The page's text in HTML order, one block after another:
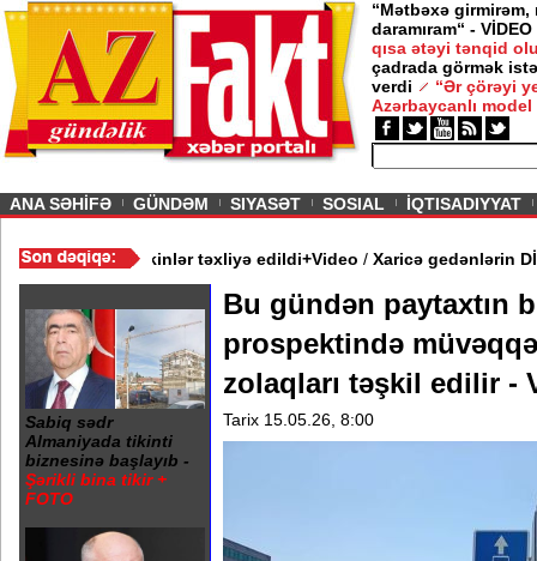
“Mətbəxə girmirəm,
daramıram“ - VİDEO
qısa ətəyi tənqid
çadrada görmək
verdi
“Ər çörəyi
Azərbaycanlı model
/
— 12 İyun 2026
bir şərtlə gedirəm” -
Nigar
ANA SƏHİFƏ GÜNDƏM SIYASƏT SOSIAL İQTISADIYYAT
binasında yanğın - Sakinlər təxliyə edildi+Video/Xaricə
Sabiq sədr
Almaniyada tikinti
biznesinə başlayıb -
Şərikli bina tikir +
FOTO
Bu gündən paytaxtın
prospektində
zolaqları təşkil edilir -
Tarix 15.05.26, 8:00